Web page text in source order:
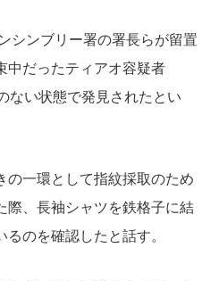
シンブリー署の署長らが留置
中だったティアオ容疑者
ない状態で発見されたとい
の一環として指紋採取のため
際、長袖シャツを鉄格子に結
のを確認したと話す。